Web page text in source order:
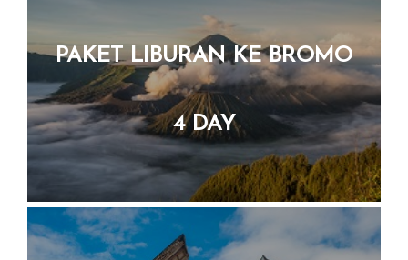
4 DAY
PAKET LIBURAN KE